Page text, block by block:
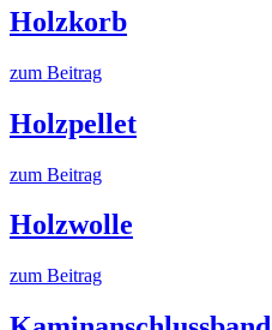
Holzkorb
zum Beitrag
Holzpellet
zum Beitrag
Holzwolle
zum Beitrag